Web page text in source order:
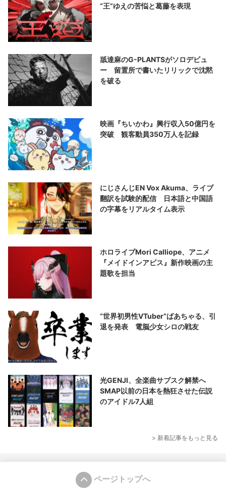
“王”ゆえの苦悩と葛藤を表現
舐達麻のG-PLANTSがソロデビュ
ー 留置所で書いたリリックで沈黙
を破る
映画『ちいかわ』興行収入50億円を
突破 観客動員350万人を記録
にじさんじEN Vox Akuma、ライブ
翻訳を試験的配信 日本語と中国語
の字幕をリアルタイム表示
ホロライブMori Calliope、アニメ
『メイドインアビス』新作映画の主
題歌を担当
“世界初男性VTuber”ばあちゃる、引
退を発表 電脳少女シロの戦友
光GENJI、全楽曲サブスク解禁へ
SMAP以前の日本を熱狂させた伝説
のアイドル7人組
> 新着記事をもっと見る
ページトップへ